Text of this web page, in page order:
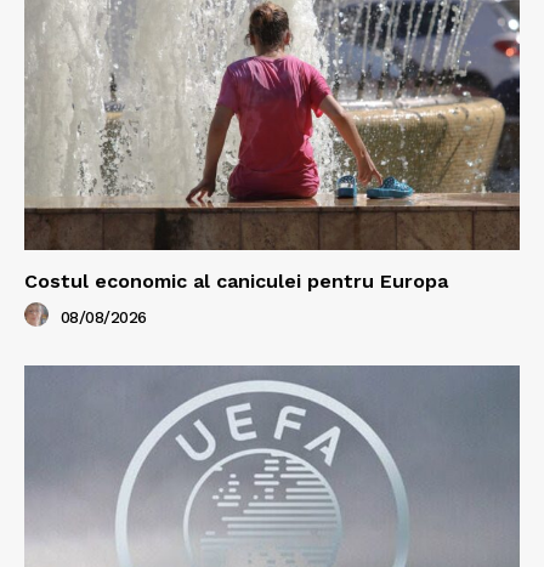
Costul economic al caniculei pentru Europa
08/08/2026